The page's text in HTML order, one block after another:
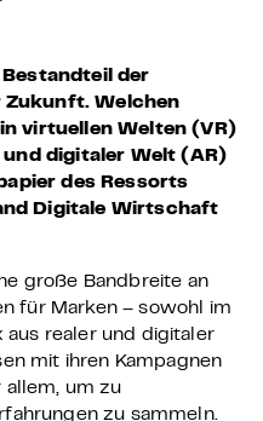
der
Zukunft. Welchen
virtuellen Welten (VR)
digitaler Welt (AR)
des Ressorts
Digitale Wirtschaft
große Bandbreite an
für Marken – sowohl im
aus realer und digitaler
mit ihren Kampagnen
allem, um zu
zu sammeln.